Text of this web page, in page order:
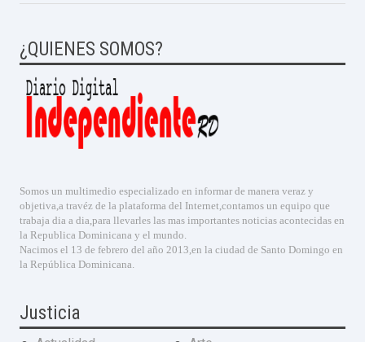
¿QUIENES SOMOS?
Somos un multimedio especializado en informar de manera veraz y
objetiva,a travéz de la plataforma del Internet,contamos un equipo que
trabaja dia a dia,para llevarles las mas importantes noticias acontecidas en
la Republica Dominicana y el mundo.
Nacimos el 13 de febrero del año 2013,en la ciudad de Santo Domingo en
la República Dominicana.
Justicia